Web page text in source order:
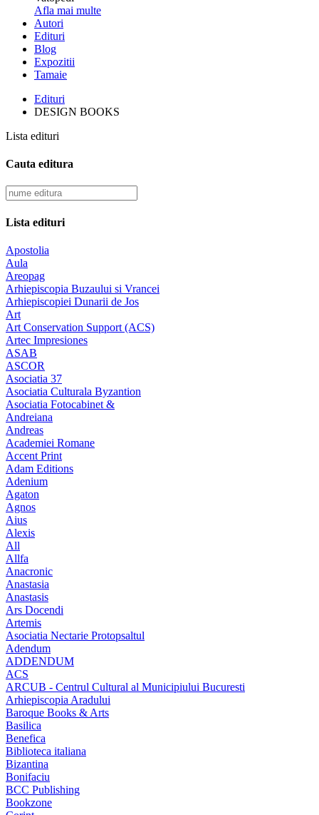
Afla mai multe
Autori
Edituri
Blog
Expozitii
Tamaie
Edituri
DESIGN BOOKS
Lista edituri
Cauta editura
Lista edituri
Apostolia
Aula
Areopag
Arhiepiscopia Buzaului si Vrancei
Arhiepiscopiei Dunarii de Jos
Art
Art Conservation Support (ACS)
Artec Impresiones
ASAB
ASCOR
Asociatia 37
Asociatia Culturala Byzantion
Asociatia Fotocabinet &
Andreiana
Andreas
Academiei Romane
Accent Print
Adam Editions
Adenium
Agaton
Agnos
Aius
Alexis
All
Allfa
Anacronic
Anastasia
Anastasis
Ars Docendi
Artemis
Asociatia Nectarie Protopsaltul
Adendum
ADDENDUM
ACS
ARCUB - Centrul Cultural al Municipiului Bucuresti
Arhiepiscopia Aradului
Baroque Books & Arts
Basilica
Benefica
Biblioteca italiana
Bizantina
Bonifaciu
BCC Publishing
Bookzone